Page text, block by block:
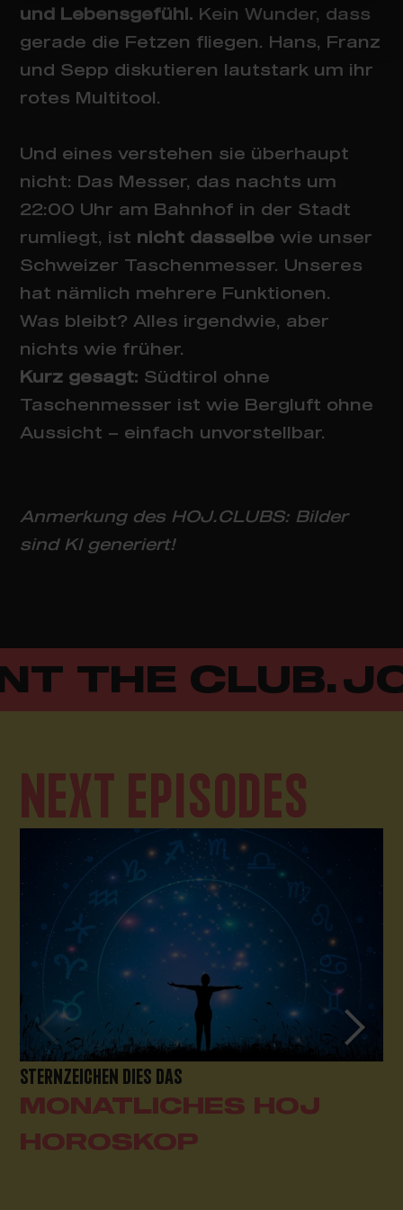
und Lebensgefühl. Kein Wunder, dass
gerade die Fetzen fliegen. Hans, Franz
und Sepp diskutieren lautstark um ihr
rotes Multitool.
Und eines verstehen sie überhaupt
nicht: Das Messer, das nachts um
22:00 Uhr am Bahnhof in der Stadt
rumliegt, ist nicht dasselbe wie unser
Schweizer Taschenmesser. Unseres
hat nämlich mehrere Funktionen.
Was bleibt? Alles irgendwie, aber
nichts wie früher.
Kurz gesagt: Südtirol ohne
Taschenmesser ist wie Bergluft ohne
Aussicht – einfach unvorstellbar.
Anmerkung des HOJ.CLUBS: Bilder
sind KI generiert!
THE CLUB.
NEXT EPISODES
STERNZEICHEN DIES DAS
MONATLICHES HOJ
HOROSKOP